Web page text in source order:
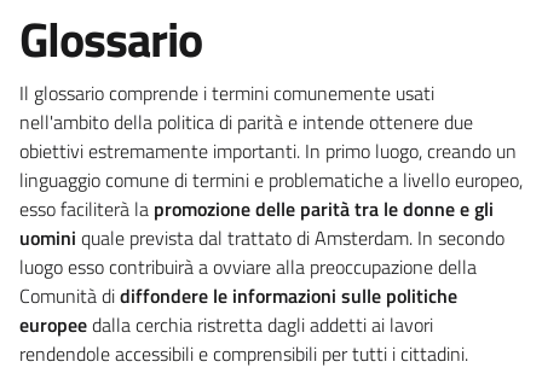
Glossario
Il glossario comprende i termini comunemente usati
nell'ambito della politica di parità e intende ottenere due
obiettivi estremamente importanti. In primo luogo, creando un
linguaggio comune di termini e problematiche a livello europeo,
esso faciliterà la promozione delle parità tra le donne e gli
uomini quale prevista dal trattato di Amsterdam. In secondo
luogo esso contribuirà a ovviare alla preoccupazione della
Comunità didiffondere le informazioni sulle politiche
europeedalla cerchia ristretta dagli addetti ai lavori
rendendole accessibili e comprensibili per tutti i cittadini.